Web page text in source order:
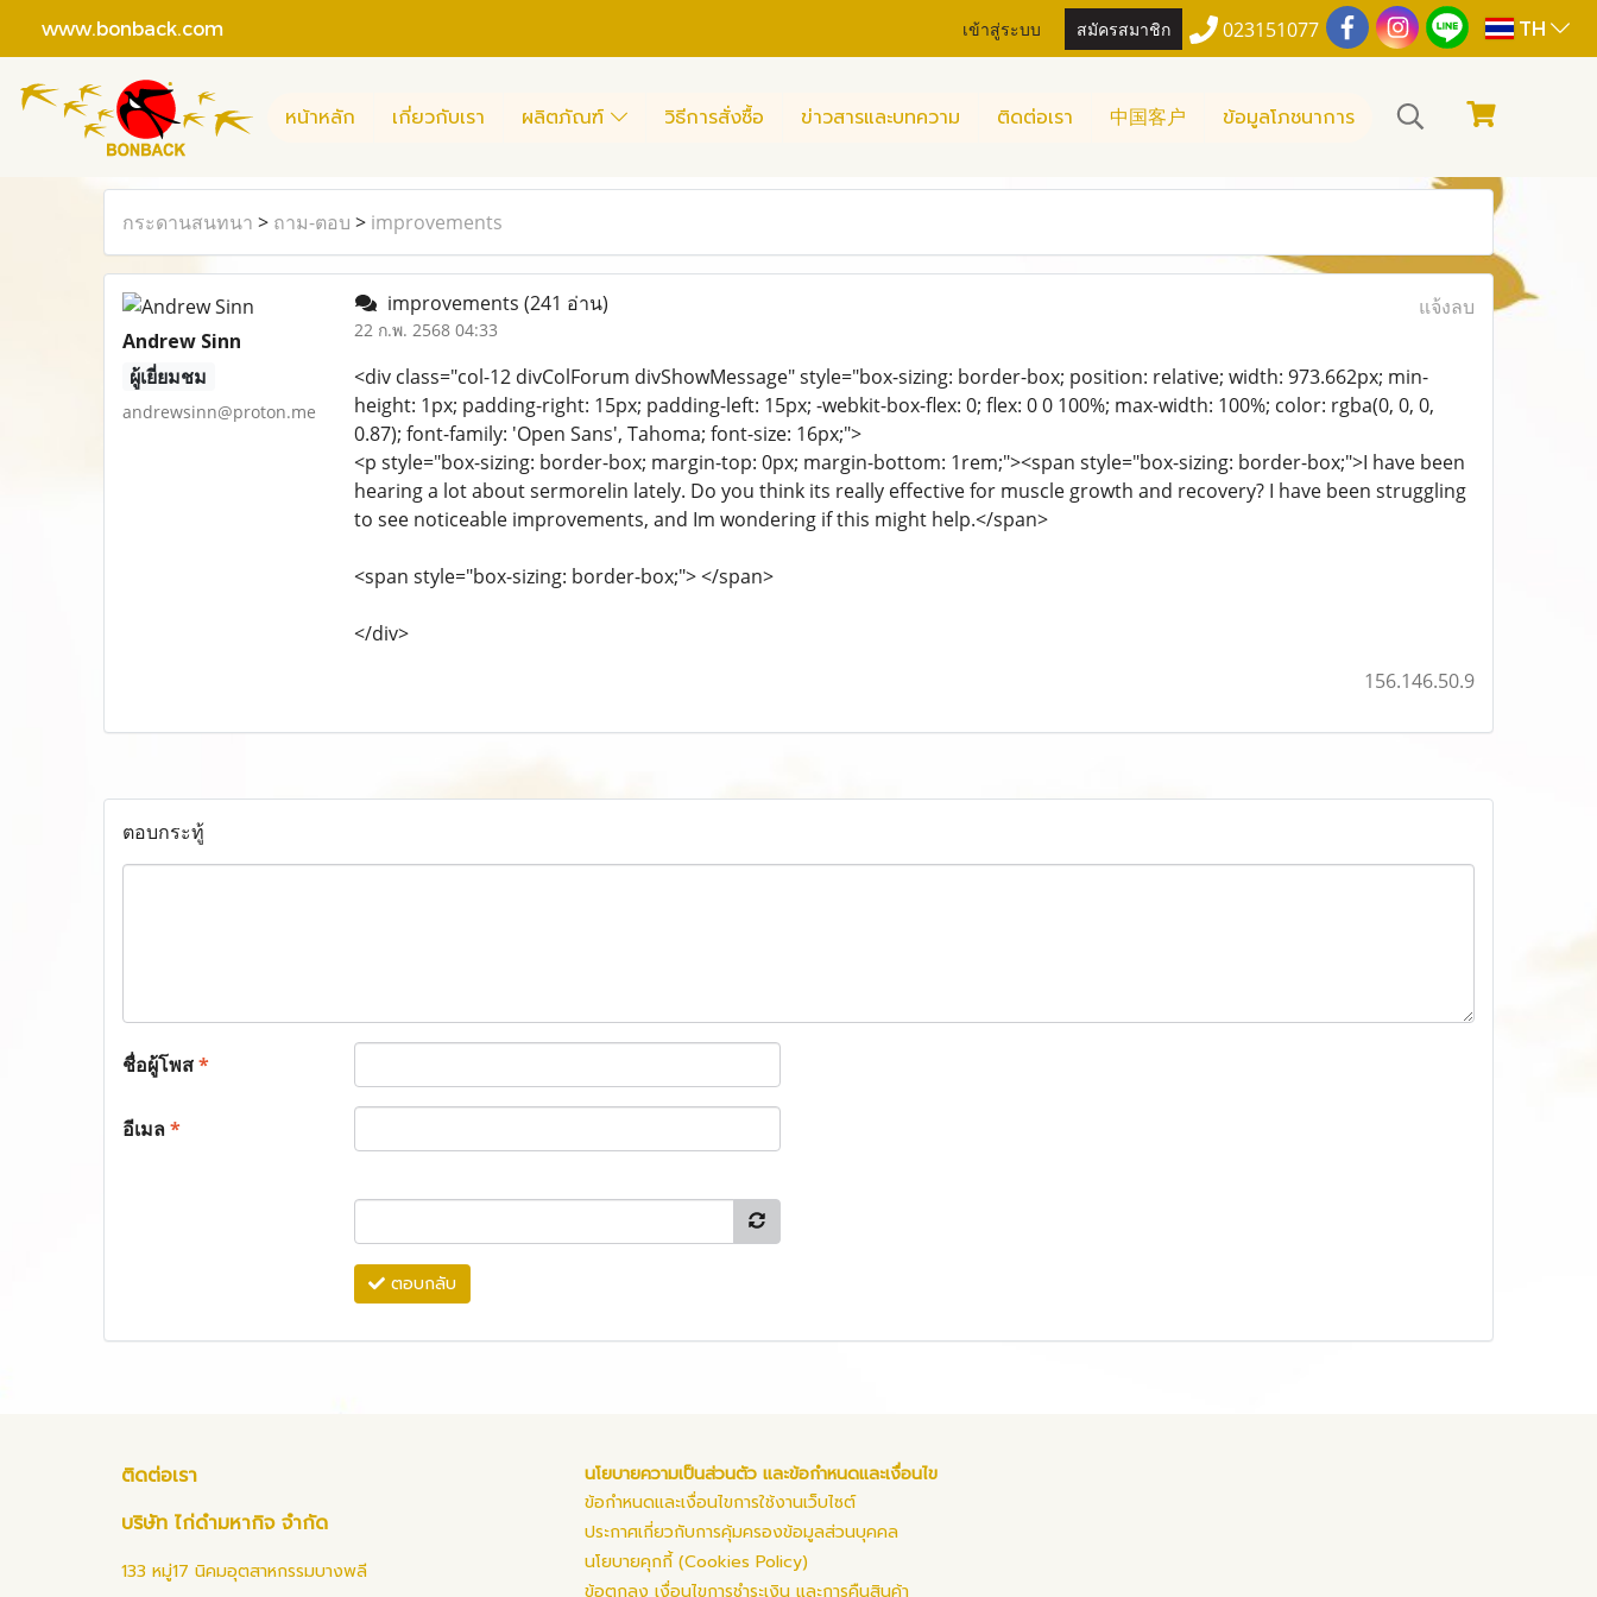
www.bonback.com เข้าสู่ระบบ สมัครสมาชิก 023151077 TH
หน้าหลัก เกี่ยวกับเรา ผลิตภัณฑ์ วิธีการสั่งซื้อ ข่าวสารและบทความ ติดต่อเรา 中国客户 ข้อมูลโภชนาการ
กระดานสนทนา > ถาม-ตอบ > improvements
Andrew Sinn
ผู้เยี่ยมชม
andrewsinn@proton.me
improvements (241 อ่าน)
22 ก.พ. 2568 04:33
แจ้งลบ
<div class="col-12 divColForum divShowMessage" style="box-sizing: border-box; position: relative; width: 973.662px; min-
height: 1px; padding-right: 15px; padding-left: 15px; -webkit-box-flex: 0; flex: 0 0 100%; max-width: 100%; color: rgba(0, 0, 0,
0.87); font-family: 'Open Sans', Tahoma; font-size: 16px;">
<p style="box-sizing: border-box; margin-top: 0px; margin-bottom: 1rem;"><span style="box-sizing: border-box;">I have been
hearing a lot about sermorelin lately. Do you think its really effective for muscle growth and recovery? I have been struggling
to see noticeable improvements, and Im wondering if this might help.</span>
<span style="box-sizing: border-box;"> </span>
</div>
156.146.50.9
ตอบกระทู้
ชื่อผู้โพส*
อีเมล*
ตอบกลับ
ติดต่อเรา
บริษัท ไก่ดำมหากิจ จำกัด
133 หมู่17 นิคมอุตสาหกรรมบางพลี
นโยบายความเป็นส่วนตัว และข้อกำหนดและเงื่อนไข
ข้อกำหนดและเงื่อนไขการใช้งานเว็บไซต์
ประกาศเกี่ยวกับการคุ้มครองข้อมูลส่วนบุคคล
นโยบายคุกกี้ (Cookies Policy)
ข้อตกลง เงื่อนไขการชำระเงิน และการคืนสินค้า